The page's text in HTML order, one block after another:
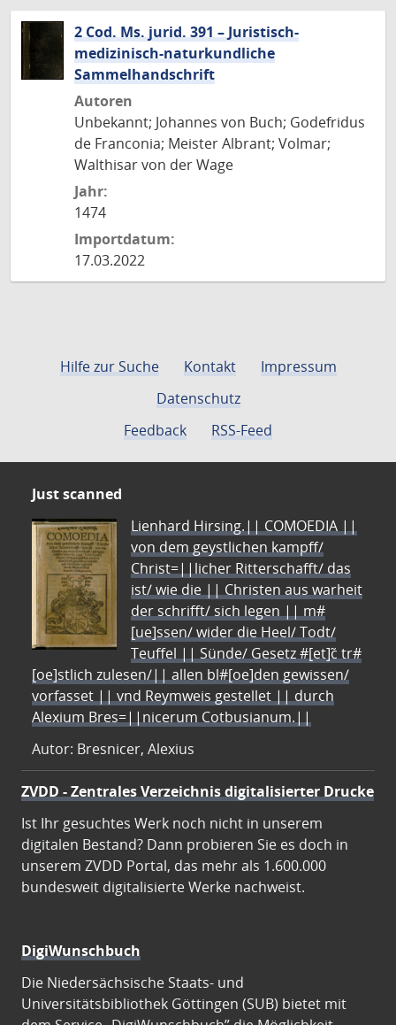
2 Cod. Ms. jurid. 391 – Juristisch-
medizinisch-naturkundliche
Sammelhandschrift
Autoren
Unbekannt; Johannes von Buch; Godefridus
de Franconia; Meister Albrant; Volmar;
Walthisar von der Wage
Jahr:
1474
Importdatum:
17.03.2022
Hilfe zur Suche Kontakt
Impressum
Datenschutz
Feedback
RSS-Feed
Just scanned
Lienhard Hirsing.|| COMOEDIA ||
von dem geystlichen kampff/
Christ=||licher Ritterschafft/ das
ist/ wie die || Christen aus warheit
der schrifft/ sich legen || m#
[ue]ssen/ wider die Heel/ Todt/
Teuffel || Sünde/ Gesetz #[et]c̃ tr#
[oe]stlich zulesen/|| allen bl#[oe]den gewissen/
vorfasset || vnd Reymweis gestellet || durch
Alexium Bres=||nicerum Cotbusianum.||
Autor: Bresnicer, Alexius
ZVDD - Zentrales Verzeichnis digitalisierter Drucke
Ist Ihr gesuchtes Werk noch nicht in unserem
digitalen Bestand? Dann probieren Sie es doch in
unserem ZVDD Portal, das mehr als 1.600.000
bundesweit digitalisierte Werke nachweist.
DigiWunschbuch
Die Niedersächsische Staats- und
Universitätsbibliothek Göttingen (SUB) bietet mit